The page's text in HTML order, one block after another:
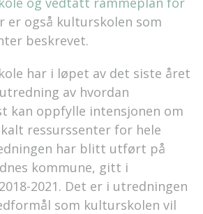
er også kulturskolen som
beskrevet.
har i løpet av det siste året
av hvordan
kan oppfylle intensjonen om
ressurssenter for hele
har blitt utført på
kommune, gitt i
2021. Det er i utredningen
som kulturskolen vil